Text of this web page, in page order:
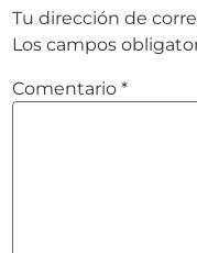
Tu dirección de
Los campos
Comentario *